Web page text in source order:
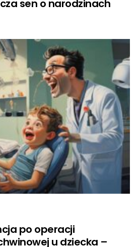
sen o narodzinach
po operacji
u dziecka –